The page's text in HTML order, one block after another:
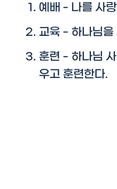
예배 - 나를 사
교육 - 하나님을
훈련 - 하나님
우고 훈련한다.